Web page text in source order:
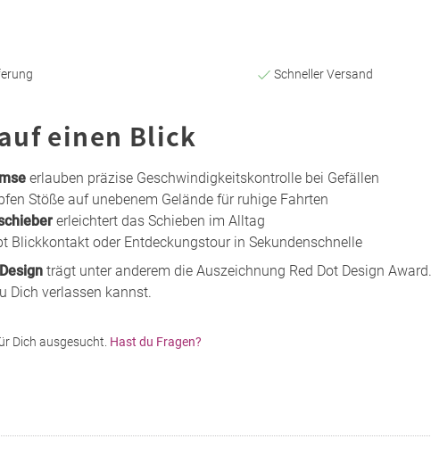
Schneller Versand
einen Blick
erlauben präzise Geschwindigkeitskontrolle bei Gefällen
Stöße auf unebenem Gelände für ruhige Fahrten
erleichtert das Schieben im Alltag
Blickkontakt oder Entdeckungstour in Sekundenschnelle
trägt unter anderem die Auszeichnung Red Dot Design Award.
Dich verlassen kannst.
Dich ausgesucht. Hast du Fragen?